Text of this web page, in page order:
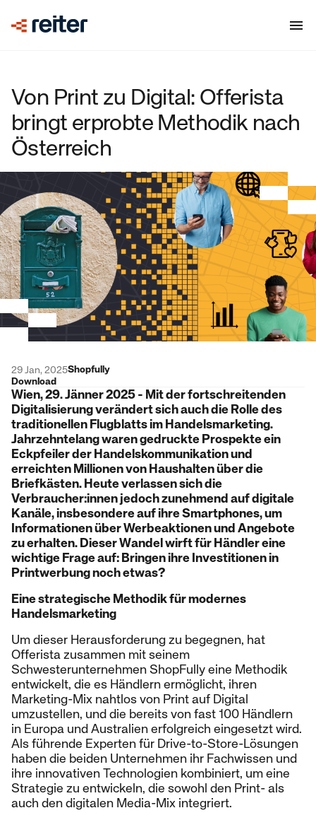
Von Print zu Digital: Offerista
bringt erprobte Methodik nach
Österreich
29 Jan, 2025Shopfully
Download
Wien, 29. Jänner 2025 - Mit der fortschreitenden
Digitalisierung verändert sich auch die Rolle des
traditionellen Flugblatts im Handelsmarketing.
Jahrzehntelang waren gedruckte Prospekte ein
Eckpfeiler der Handelskommunikation und
erreichten Millionen von Haushalten über die
Briefkästen. Heute verlassen sich die
Verbraucher:innen jedoch zunehmend auf digitale
Kanäle, insbesondere auf ihre Smartphones, um
Informationen über Werbeaktionen und Angebote
zu erhalten. Dieser Wandel wirft für Händler eine
wichtige Frage auf: Bringen ihre Investitionen in
Printwerbung noch etwas?
Eine strategische Methodik für modernes
Handelsmarketing
Um dieser Herausforderung zu begegnen, hat
Offerista zusammen mit seinem
Schwesterunternehmen ShopFully eine Methodik
entwickelt, die es Händlern ermöglicht, ihren
Marketing-Mix nahtlos von Print auf Digital
umzustellen, und die bereits von fast 100 Händlern
in Europa und Australien erfolgreich eingesetzt wird.
Als führende Experten für Drive-to-Store-Lösungen
haben die beiden Unternehmen ihr Fachwissen und
ihre innovativen Technologien kombiniert, um eine
Strategie zu entwickeln, die sowohl den Print- als
auch den digitalen Media-Mix integriert.